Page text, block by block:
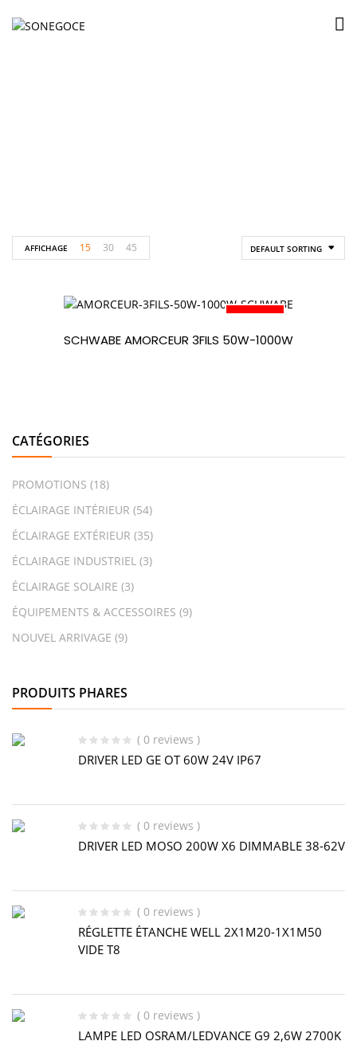
CATÉGORIES
PROMOTIONS (18)
ÉCLAIRAGE INTÉRIEUR (54)
ÉCLAIRAGE EXTÉRIEUR (35)
ÉCLAIRAGE INDUSTRIEL (3)
ÉCLAIRAGE SOLAIRE (3)
ÉQUIPEMENTS & ACCESSOIRES (9)
NOUVEL ARRIVAGE (9)
PRODUITS PHARES
( 0 reviews )
DRIVER LED GE OT 60W 24V IP67
( 0 reviews )
DRIVER LED MOSO 200W X6 DIMMABLE 38-62V
( 0 reviews )
RÉGLETTE ÉTANCHE WELL 2X1M20-1X1M50
VIDE T8
( 0 reviews )
LAMPE LED OSRAM/LEDVANCE G9 2,6W 2700K
DEFAULT SORTING
AFFICHAGE 15 30 45
PROMO
SCHWABE AMORCEUR 3FILS 50W-1000W